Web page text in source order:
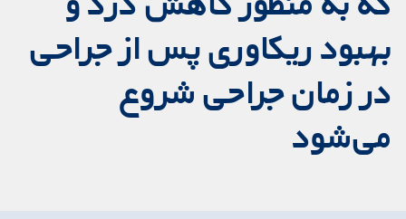
بهبود ریکاوری پس از جراحی
در زمان جراحی شروع
می‌شود